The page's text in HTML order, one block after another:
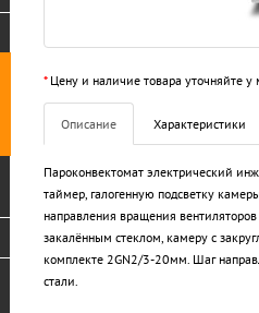
*Цену и наличие товара уточняйте у
Описание Характеристики
Пароконвектомат электрический
таймер, галогенную подсветку
направления вращения
закалённым стеклом, камеру с
комплекте 2GN2/3-20мм. Шаг
стали.